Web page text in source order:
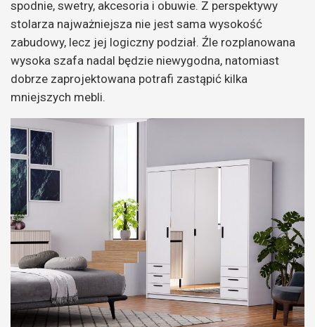
spodnie, swetry, akcesoria i obuwie. Z perspektywy
stolarza najważniejsza nie jest sama wysokość
zabudowy, lecz jej logiczny podział. Źle rozplanowana
wysoka szafa nadal będzie niewygodna, natomiast
dobrze zaprojektowana potrafi zastąpić kilka
mniejszych mebli.